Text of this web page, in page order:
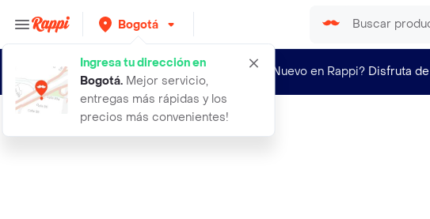
Bogotá
Ingresa tu dirección en
Bogotá. Mejor servicio,
entregas más rápidas y los
precios más convenientes!
¿Nuevo en Rappi? Disfruta de
1 caja con 2 eau toilette femeninos